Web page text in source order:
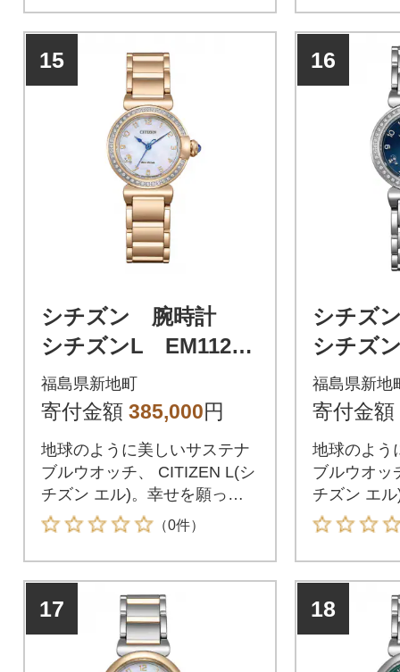
るケース径36.5mmのボーイ
ズサイズを採用。インデック
スは、大胆で立体感のあるデ
ザイン。暗い場所でも時刻が
確認しやすい夜光付きで視認
性にも優れています。
ら、ミニサ
場。
15
シチズン 腕時計
シチズンL EM1123-
89D
福島県新地町
寄付金額 385,000円
地球のように美しいサステナ
ブルウオッチ、 CITIZEN L(シ
チズン エル)。幸せを願って
贈られる花「スズラン」をモ
チーフにした人気シリーズか
ら、ミニサイズモデルが登
場。
（0件）
16
シチ
シチズ
87L
福島県新地
寄付金額
地球のよう
ブルウオッ
チズン エ
贈られる花
チーフにし
ら、ミニサ
場。
17 18